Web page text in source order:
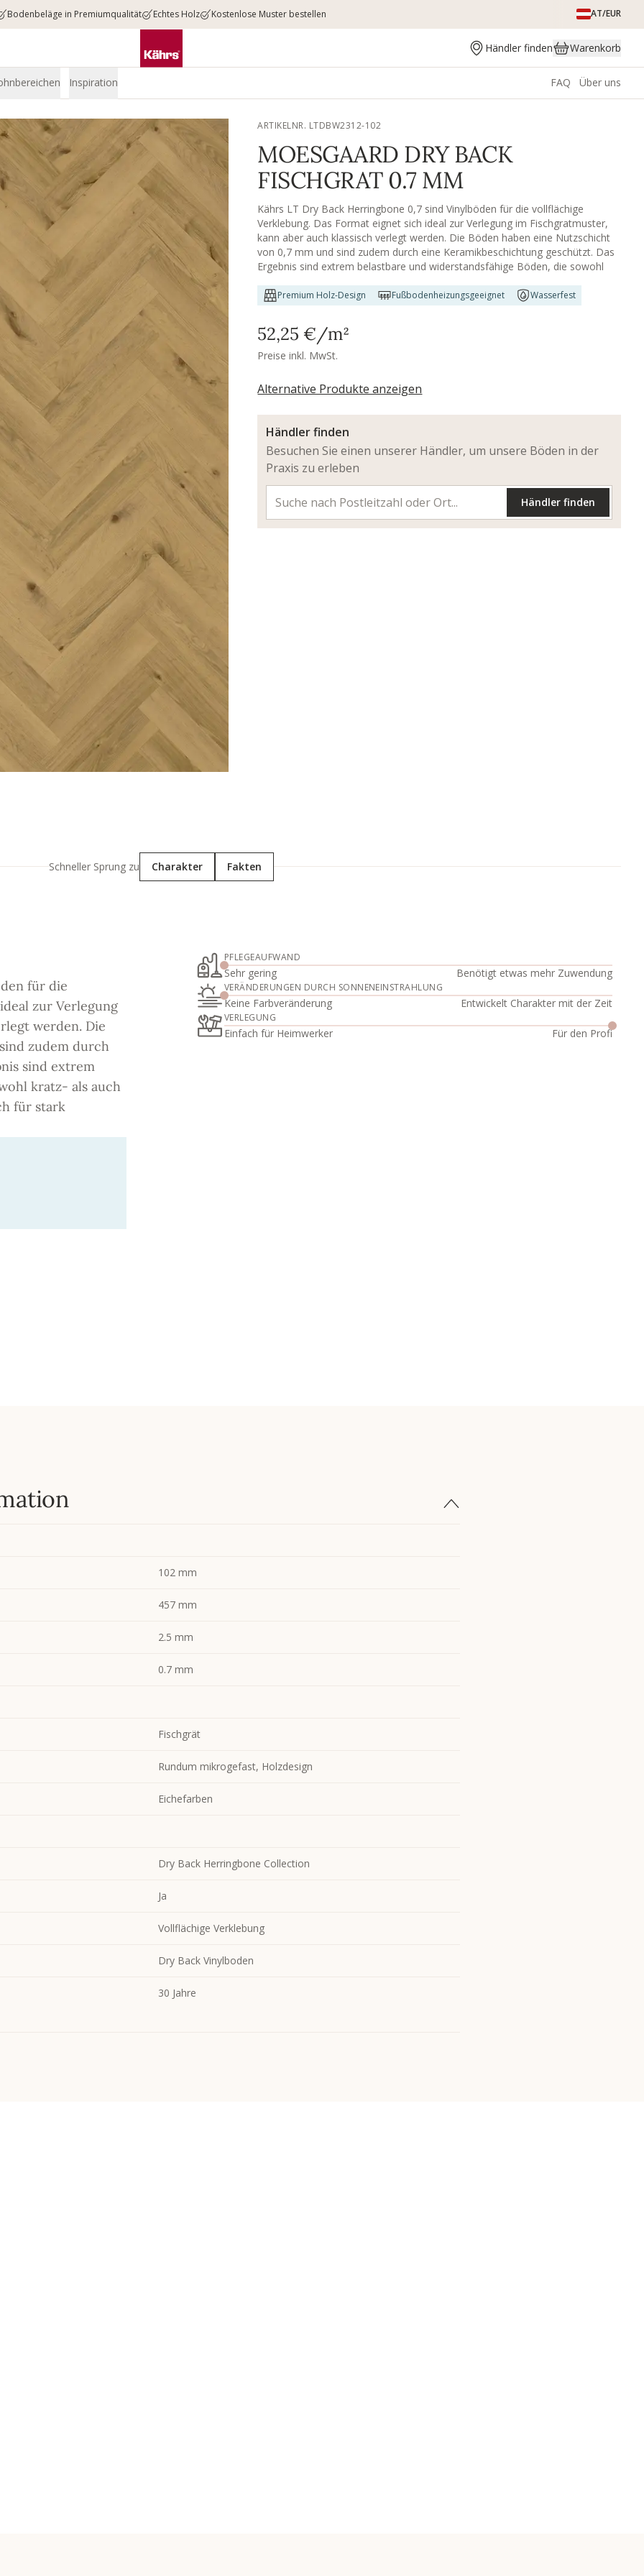
Bodenbeläge in Premiumqualität Echtes Holz Kostenlose Muster bestellen AT/EUR
Händler finden Warenkorb
Inspiration FAQ Über uns
ARTIKELNR. LTDBW2312-102
MOESGAARD DRY BACK
FISCHGRAT 0.7 MM
Kährs LT Dry Back Herringbone 0,7 sind Vinylböden für die vollflächige
Verklebung. Das Format eignet sich ideal zur Verlegung im Fischgratmuster,
kann aber auch klassisch verlegt werden. Die Böden haben eine Nutzschicht
von 0,7 mm und sind zudem durch eine Keramikbeschichtung geschützt. Das
Ergebnis sind extrem belastbare und widerstandsfähige Böden, die sowohl
frequentierte Räume geeignet sind.
Premium Holz-Design Fußbodenheizungsgeeignet Wasserfest
52,25 €/m²
Preise inkl. MwSt.
Alternative Produkte anzeigen
Händler finden
Besuchen Sie einen unserer Händler, um unsere Böden in der
Praxis zu erleben
Händler finden
Schneller Sprung zu Charakter Fakten
für die
zur Verlegung
werden. Die
zudem durch
sind extrem
kratz- als auch
für stark
PFLEGEAUFWAND
Sehr gering Benötigt etwas mehr Zuwendung
VERÄNDERUNGEN DURCH SONNENEINSTRAHLUNG
Keine Farbveränderung Entwickelt Charakter mit der Zeit
VERLEGUNG
Einfach für Heimwerker Für den Profi
102 mm
457 mm
2.5 mm
0.7 mm
Fischgrät
Rundum mikrogefast, Holzdesign
Eichefarben
Dry Back Herringbone Collection
Ja
Vollflächige Verklebung
Dry Back Vinylboden
30 Jahre